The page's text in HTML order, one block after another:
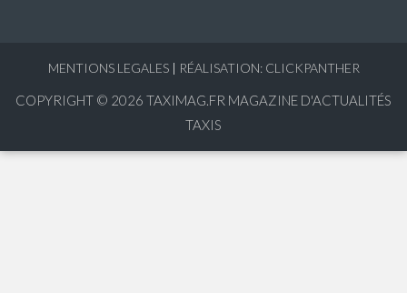
MENTIONS LEGALES | RÉALISATION: CLICKPANTHER
COPYRIGHT © 2026 TAXIMAG.FR MAGAZINE D'ACTUALITÉS
TAXIS